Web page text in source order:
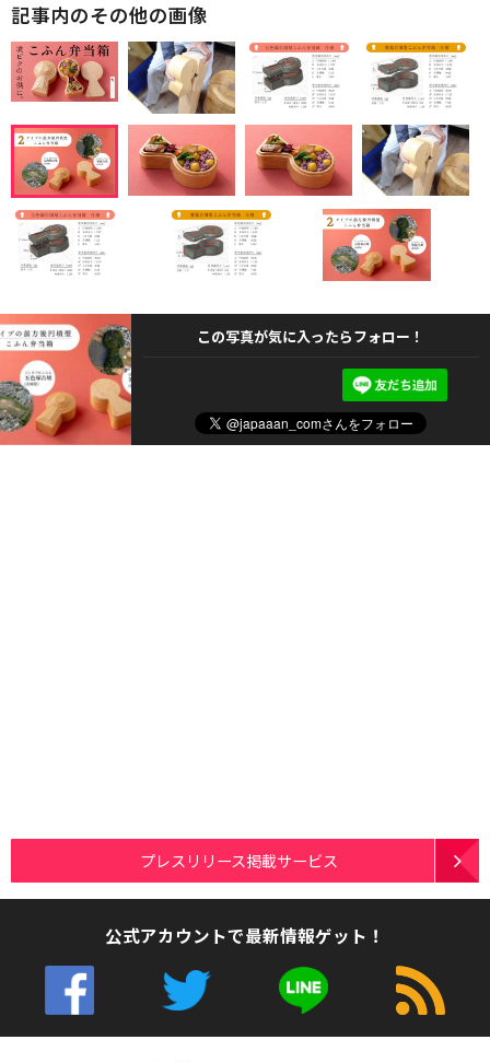
記事内のその他の画像
この写真が気に入ったらフォロー！
プレスリリース掲載サービス
公式アカウントで最新情報ゲット！